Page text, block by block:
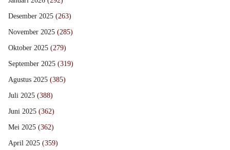
Desember 2025 (263)
November 2025 (285)
Oktober 2025 (279)
September 2025 (319)
Agustus 2025 (385)
Juli 2025 (388)
Juni 2025 (362)
Mei 2025 (362)
April 2025 (359)